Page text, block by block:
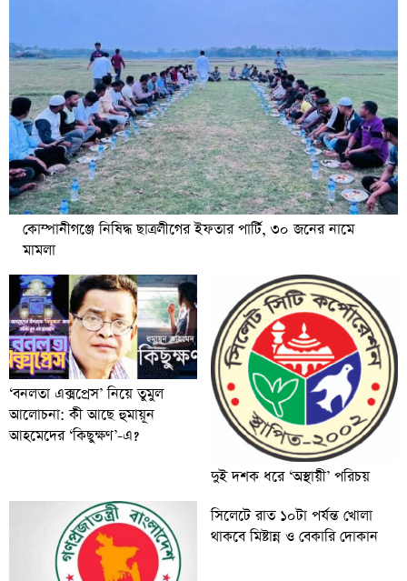
কোম্পানীগঞ্জে নিষিদ্ধ ছাত্রলীগের ইফতার পার্টি, ৩০ জনের নামে
মামলা
‘বনলতা এক্সপ্রেস’ নিয়ে তুমুল
আলোচনা: কী আছে হুমায়ূন
আহমেদের ‘কিছুক্ষণ’-এ?
দুই দশক ধরে ‘অস্থায়ী’ পরিচয়
সিলেটে রাত ১০টা পর্যন্ত খোলা
থাকবে মিষ্টান্ন ও বেকারি দোকান